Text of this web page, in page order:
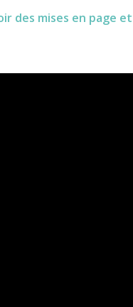
des mises en page